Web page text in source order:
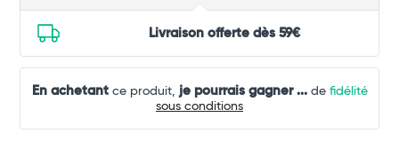
Livraison offerte dès 59€
En achetantce produit, je pourrais gagner ...de fidélité
sous conditions